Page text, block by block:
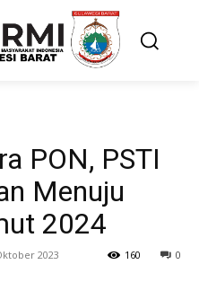
PON, PSTI
Menuju
2024
2023 0
160